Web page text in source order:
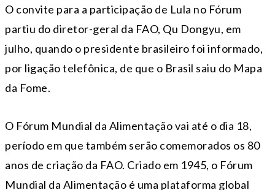
O convite para a participação de Lula no Fórum
partiu do diretor-geral da FAO, Qu Dongyu, em
julho, quando o presidente brasileiro foi informado,
por ligação telefônica, de que o Brasil saiu do Mapa
da Fome.
O Fórum Mundial da Alimentação vai até o dia 18,
período em que também serão comemorados os 80
anos de criação da FAO. Criado em 1945, o Fórum
Mundial da Alimentação é uma plataforma global